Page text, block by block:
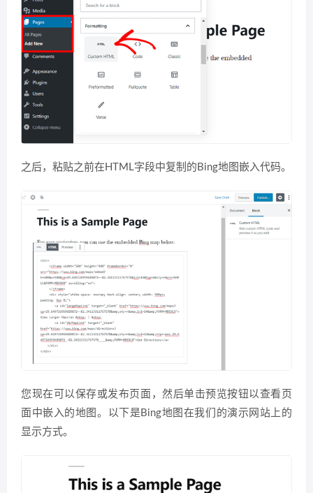
之后，粘贴之前在HTML字段中复制的Bing地图嵌入代码。
您现在可以保存或发布页面，然后单击预览按钮以查看页
面中嵌入的地图。以下是Bing地图在我们的演示网站上的
显示方式。